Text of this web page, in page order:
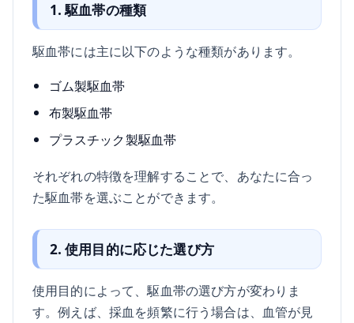
1. 駆血帯の種類
駆血帯には主に以下のような種類があります。
ゴム製駆血帯
布製駆血帯
プラスチック製駆血帯
それぞれの特徴を理解することで、あなたに合っ
た駆血帯を選ぶことができます。
2. 使用目的に応じた選び方
使用目的によって、駆血帯の選び方が変わりま
す。例えば、採血を頻繁に行う場合は、血管が見